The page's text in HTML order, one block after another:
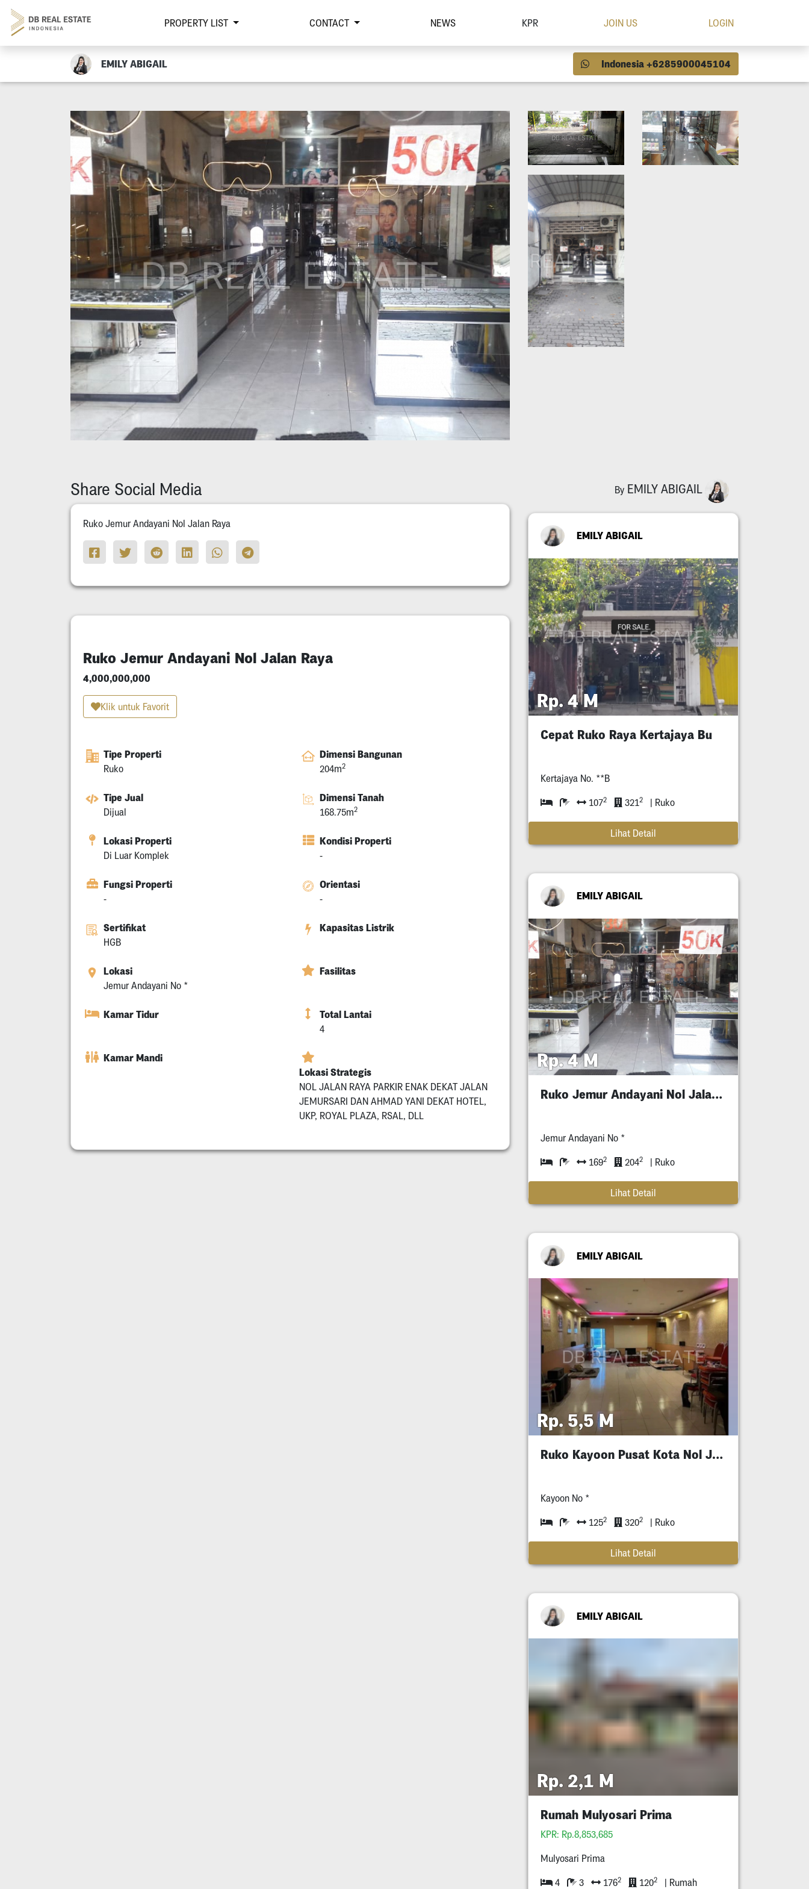
PROPERTY LIST CONTACT NEWS KPR JOIN US LOGIN
EMILY ABIGAIL Indonesia +6285900045104
Share Social Media
Ruko Jemur Andayani Nol Jalan Raya
Ruko Jemur Andayani Nol Jalan Raya
4,000,000,000
Klik untuk Favorit
Tipe Properti
Ruko
Dimensi Bangunan
204m2
Tipe Jual
Dijual
Dimensi Tanah
168.75m2
Lokasi Properti
Di Luar Komplek
Kondisi Properti
-
Fungsi Properti
-
Orientasi
-
Sertifikat
HGB
Kapasitas Listrik
Lokasi
Jemur Andayani No *
Fasilitas
Kamar Tidur Total Lantai
4
Kamar Mandi
Lokasi Strategis
NOL JALAN RAYA PARKIR ENAK DEKAT JALAN
JEMURSARI DAN AHMAD YANI DEKAT HOTEL,
UKP, ROYAL PLAZA, RSAL, DLL
By EMILY ABIGAIL
EMILY ABIGAIL
Rp. 4 M
Cepat Ruko Raya Kertajaya Bu
Kertajaya No. **B
1072 3212 | Ruko
Lihat Detail
EMILY ABIGAIL
Rp. 4 M
Ruko Jemur Andayani Nol Jalan Raya
Jemur Andayani No *
1692 2042 | Ruko
Lihat Detail
EMILY ABIGAIL
Rp. 5,5 M
Ruko Kayoon Pusat Kota Nol Jalan Raya
Kayoon No *
1252 3202 | Ruko
Lihat Detail
EMILY ABIGAIL
Rp. 2,1 M
Rumah Mulyosari Prima
KPR: Rp.8,853,685
Mulyosari Prima
4 3 1762 1202 | Rumah